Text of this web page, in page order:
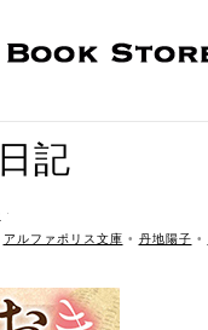
記
ˑ
アルファポリス文庫 • 丹地陽子 •